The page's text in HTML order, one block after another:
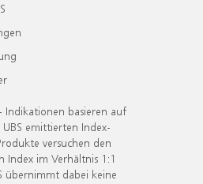
Indikationen basieren auf
emittierten Index-
versuchen den
Index im Verhältnis 1:1
übernimmt dabei keine